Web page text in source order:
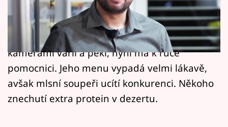
Sledujte prima+
Filmový festival Karlovy Vary
Pořady
Mámy sobě
Repríza Československého speciálu kuchařské
soutěže startuje ve středu vpodvečer u
cukráře Jana "Jendy" Jirky. Ten už před
kamerami vařil a pekl, nyní má k ruce
pomocnici. Jeho menu vypadá velmi lákavě,
avšak mlsní soupeři ucítí konkurenci. Někoho
znechutí extra protein v dezertu.